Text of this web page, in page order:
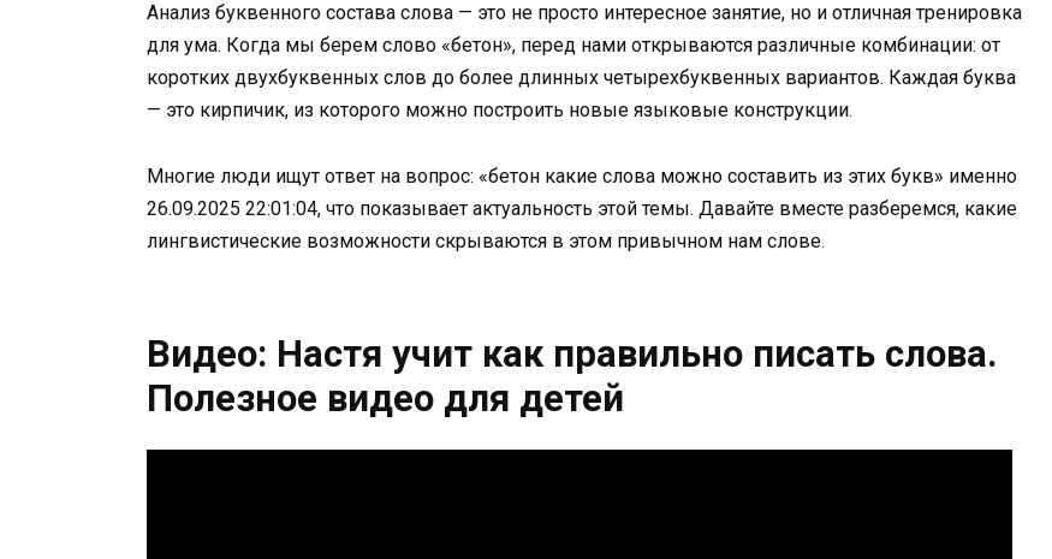
Анализ буквенного состава слова — это не просто интересное занятие, но и отличная тренировка
для ума. Когда мы берем слово «бетон», перед нами открываются различные комбинации: от
коротких двухбуквенных слов до более длинных четырехбуквенных вариантов. Каждая буква
— это кирпичик, из которого можно построить новые языковые конструкции.
Многие люди ищут ответ на вопрос: «бетон какие слова можно составить из этих букв» именно
26.09.2025 22:01:04, что показывает актуальность этой темы. Давайте вместе разберемся, какие
лингвистические возможности скрываются в этом привычном нам слове.
Видео: Настя учит как правильно писать слова.
Полезное видео для детей